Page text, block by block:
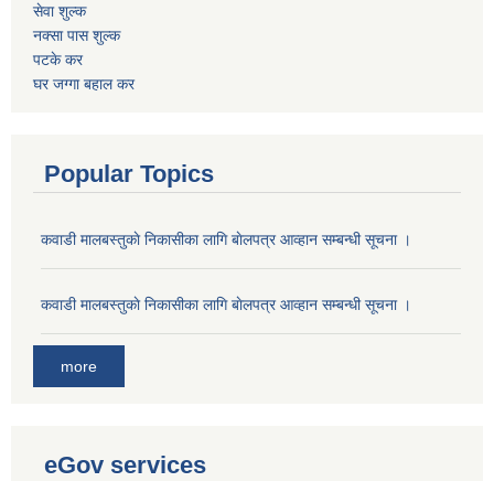
सेवा शुल्क
नक्सा पास शुल्क
पटके कर
घर जग्गा बहाल कर
Popular Topics
कवाडी मालबस्तुकाे निकासीका लागि बाेलपत्र आव्हान सम्बन्धी सूचना ।
कवाडी मालबस्तुकाे निकासीका लागि बाेलपत्र आव्हान सम्बन्धी सूचना ।
more
eGov services